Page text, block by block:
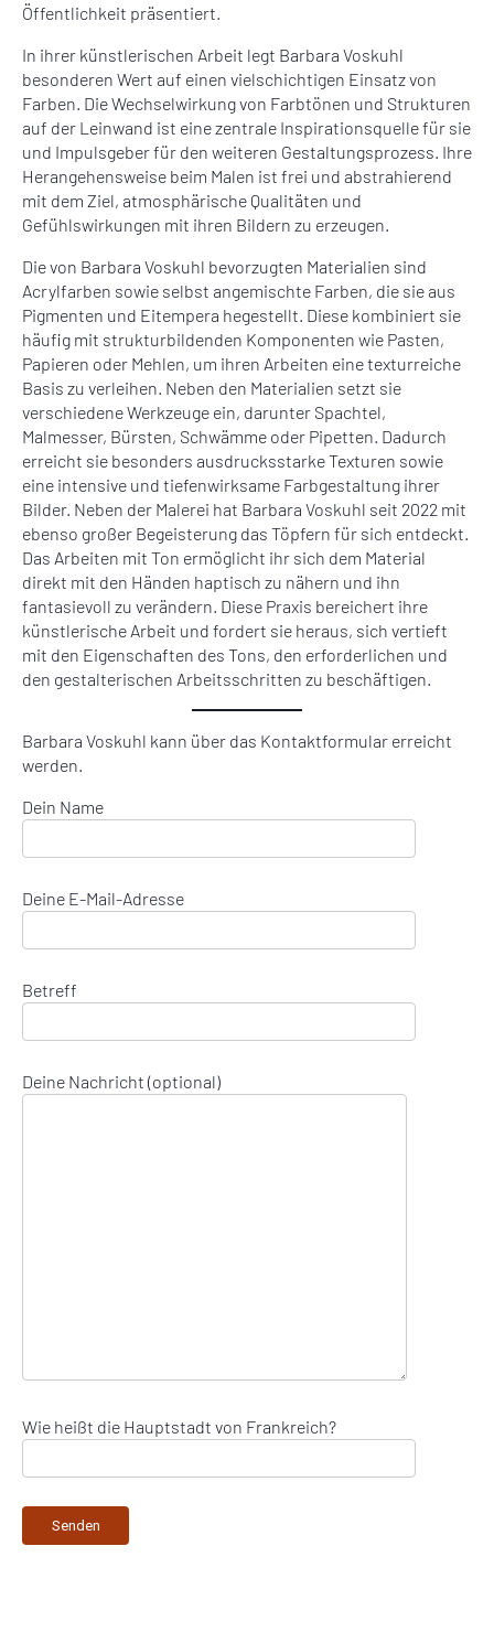
Öffentlichkeit präsentiert.
In ihrer künstlerischen Arbeit legt Barbara Voskuhl
besonderen Wert auf einen vielschichtigen Einsatz von
Farben. Die Wechselwirkung von Farbtönen und Strukturen
auf der Leinwand ist eine zentrale Inspirationsquelle für sie
und Impulsgeber für den weiteren Gestaltungsprozess. Ihre
Herangehensweise beim Malen ist frei und abstrahierend
mit dem Ziel, atmosphärische Qualitäten und
Gefühlswirkungen mit ihren Bildern zu erzeugen.
Die von Barbara Voskuhl bevorzugten Materialien sind
Acrylfarben sowie selbst angemischte Farben, die sie aus
Pigmenten und Eitempera hegestellt. Diese kombiniert sie
häufig mit strukturbildenden Komponenten wie Pasten,
Papieren oder Mehlen, um ihren Arbeiten eine texturreiche
Basis zu verleihen. Neben den Materialien setzt sie
verschiedene Werkzeuge ein, darunter Spachtel,
Malmesser, Bürsten, Schwämme oder Pipetten. Dadurch
erreicht sie besonders ausdrucksstarke Texturen sowie
eine intensive und tiefenwirksame Farbgestaltung ihrer
Bilder. Neben der Malerei hat Barbara Voskuhl seit 2022 mit
ebenso großer Begeisterung das Töpfern für sich entdeckt.
Das Arbeiten mit Ton ermöglicht ihr sich dem Material
direkt mit den Händen haptisch zu nähern und ihn
fantasievoll zu verändern. Diese Praxis bereichert ihre
künstlerische Arbeit und fordert sie heraus, sich vertieft
mit den Eigenschaften des Tons, den erforderlichen und
den gestalterischen Arbeitsschritten zu beschäftigen.
Barbara Voskuhl kann über das Kontaktformular erreicht
werden.
Dein Name
Deine E-Mail-Adresse
Betreff
Deine Nachricht (optional)
Wie heißt die Hauptstadt von Frankreich?